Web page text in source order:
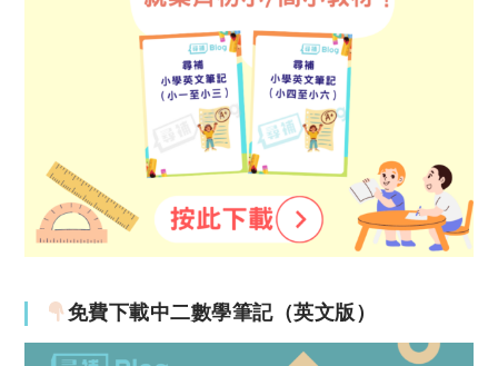
免費下載中二數學筆記（英文版）